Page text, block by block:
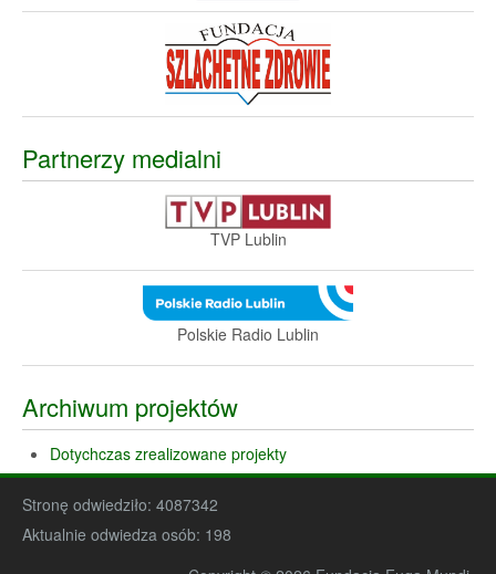
Partnerzy medialni
TVP Lublin
Polskie Radio Lublin
Archiwum projektów
Dotychczas zrealizowane projekty
Stronę odwiedziło: 4087342
Aktualnie odwiedza osób: 198